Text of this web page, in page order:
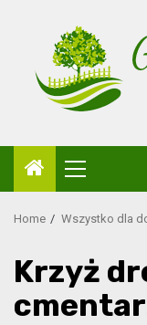
Primary
Menu
Home Wszystko dla
Krzyż